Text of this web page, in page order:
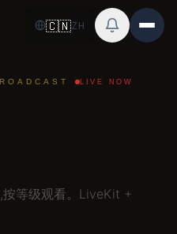
🇨🇳ZH
LIVE NOW
等级观看。LiveKit +